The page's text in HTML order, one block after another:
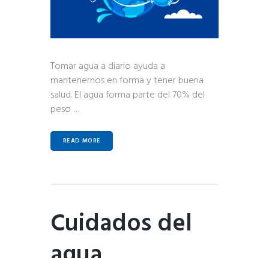
Tomar agua a diario ayuda a
mantenernos en forma y tener buena
salud. El agua forma parte del 70% del
peso …
READ MORE
Cuidados del